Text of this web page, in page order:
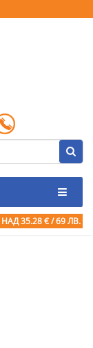
НАД 35.28 € / 69 ЛВ.